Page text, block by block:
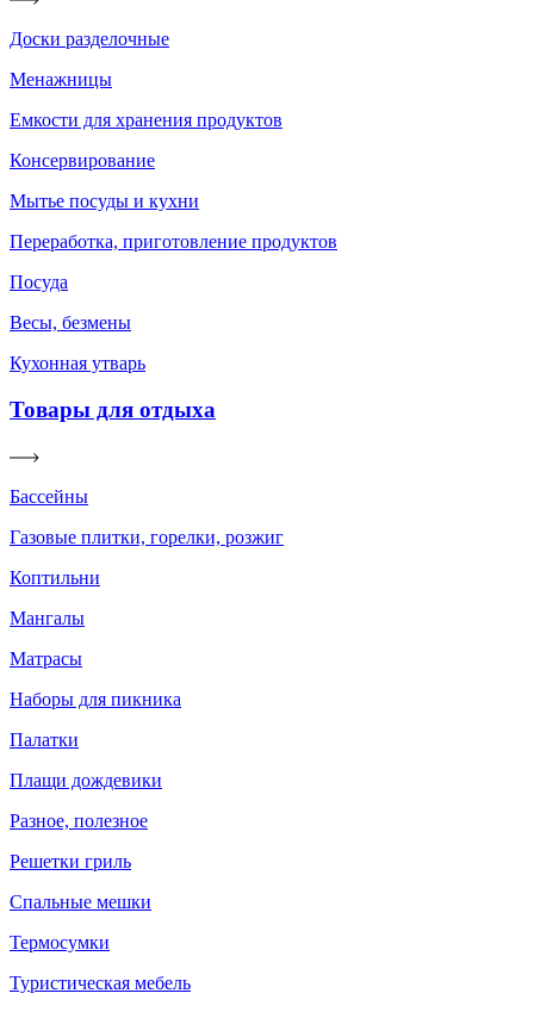
Доски разделочные
Менажницы
Емкости для хранения продуктов
Консервирование
Мытье посуды и кухни
Переработка, приготовление продуктов
Посуда
Весы, безмены
Кухонная утварь
Товары для отдыха
Бассейны
Газовые плитки, горелки, розжиг
Коптильни
Мангалы
Матрасы
Наборы для пикника
Палатки
Плащи дождевики
Разное, полезное
Решетки гриль
Спальные мешки
Термосумки
Туристическая мебель